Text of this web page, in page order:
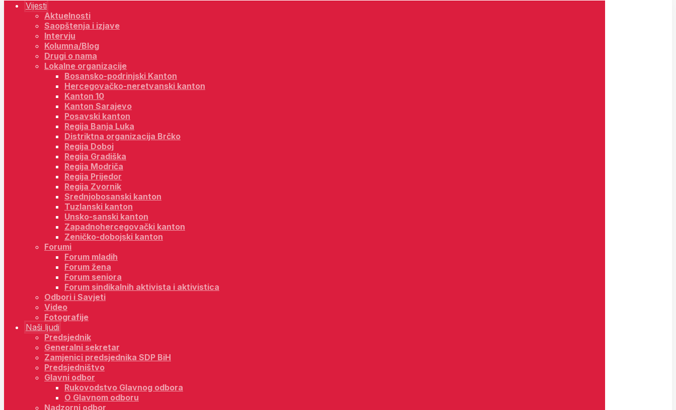
Vijesti
Aktuelnosti
Saopštenja i izjave
Intervju
Kolumna/Blog
Drugi o nama
Lokalne organizacije
Bosansko-podrinjski Kanton
Hercegovačko-neretvanski kanton
Kanton 10
Kanton Sarajevo
Posavski kanton
Regija Banja Luka
Distriktna organizacija Brčko
Regija Doboj
Regija Gradiška
Regija Modriča
Regija Prijedor
Regija Zvornik
Srednjobosanski kanton
Tuzlanski kanton
Unsko-sanski kanton
Zapadnohercegovački kanton
Zeničko-dobojski kanton
Forumi
Forum mladih
Forum žena
Forum seniora
Forum sindikalnih aktivista i aktivistica
Odbori i Savjeti
Video
Fotografije
Naši ljudi
Predsjednik
Generalni sekretar
Zamjenici predsjednika SDP BiH
Predsjedništvo
Glavni odbor
Rukovodstvo Glavnog odbora
O Glavnom odboru
Nadzorni odbor